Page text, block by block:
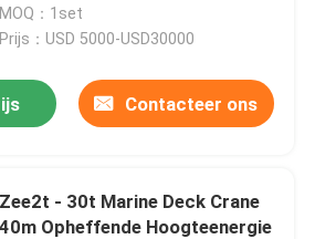
MOQ：1set
Prijs：USD 5000-USD30000
Contacteer ons
Zee2t - 30t Marine Deck Crane
40m Opheffende Hoogteenergie